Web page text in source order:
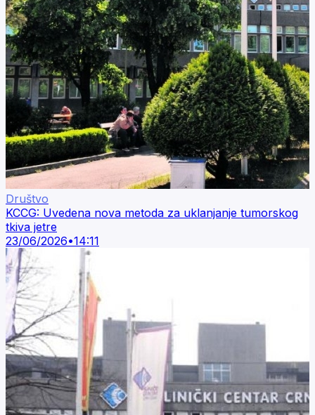
Društvo
KCCG: Uvedena nova metoda za uklanjanje tumorskog
tkiva jetre
23/06/2026•14:11